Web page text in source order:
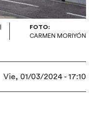
FOTO:
CARMEN MORIYÓN
Vie, 01/03/2024 - 17:10